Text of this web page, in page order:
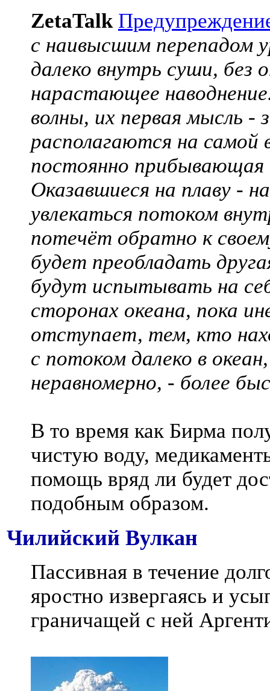
ZetaTalk
с наивысшим перепадом
далеко внутрь суши, без
нарастающее
волны, их первая мысль
располагаются на самой
постоянно прибывающая
Оказавшиеся на плаву -
увлекаться потоком
потечёт обратно к
будет преобладать
будут испытывать на
сторонах океана, пока
отступает, тем, кто
с потоком далеко в
неравномерно, - более
В то время как Бирма
чистую воду,
помощь вряд ли будет
подобным образом.
Чилийский Вулкан
Пассивная в течение
яростно извергаясь и
граничащей с ней